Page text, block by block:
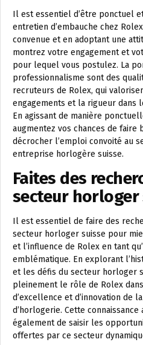
Il est essentiel d’être ponctuel
entretien d’embauche chez
convenue et en adoptant une
montrez votre engagement et
pour lequel vous postulez. La
professionnalisme sont des
recruteurs de Rolex, qui
engagements et la rigueur dans
En agissant de manière
augmentez vos chances de faire
décrocher l’emploi convoité au
entreprise horlogère suisse.
Faites des
secteur horloger
Il est essentiel de faire des
secteur horloger suisse pour
et l’influence de Rolex en tant
emblématique. En explorant
et les défis du secteur horloger
pleinement le rôle de Rolex
d’excellence et d’innovation de
d’horlogerie. Cette
également de saisir les
offertes par ce secteur